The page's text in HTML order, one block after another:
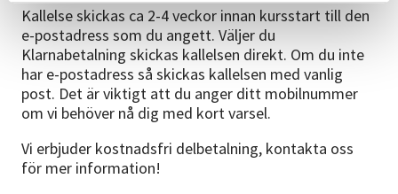
Kallelse skickas ca 2-4 veckor innan kursstart till den
e-postadress som du angett. Väljer du
Klarnabetalning skickas kallelsen direkt. Om du inte
har e-postadress så skickas kallelsen med vanlig
post. Det är viktigt att du anger ditt mobilnummer
om vi behöver nå dig med kort varsel.
Vi erbjuder kostnadsfri delbetalning, kontakta oss
för mer information!